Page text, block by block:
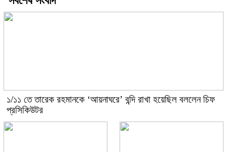
১/১১ তে তারেক রহমানকে ‘আয়নাঘরে’ বন্দি রাখা হয়েছিল বললেন চিফ
প্রসিকিউটর